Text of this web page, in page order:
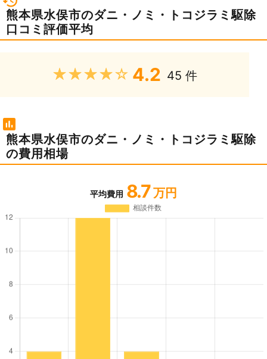
熊本県水俣市のダニ・ノミ・トコジラミ駆除
口コミ評価平均
★★★★★ 4.2 45 件
熊本県水俣市のダニ・ノミ・トコジラミ駆除
の費用相場
平均費用 8.7 万円